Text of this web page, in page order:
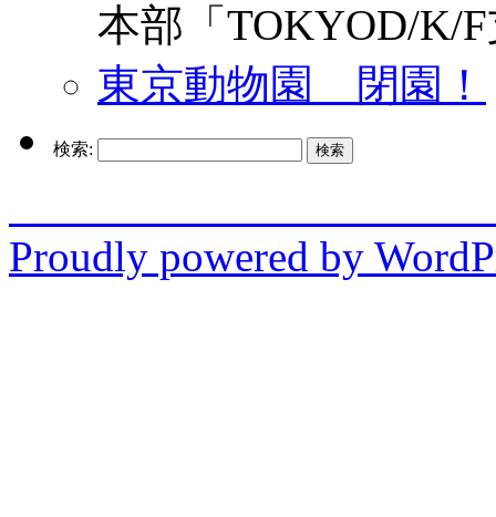
本部「TOKYOD/K/
東京動物園 閉園！
検索:
Proudly powered by